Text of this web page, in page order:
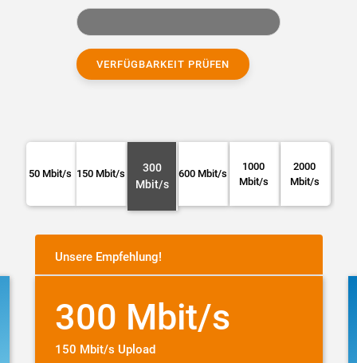
VERFÜGBARKEIT PRÜFEN
50 Mbit/s 150 Mbit/s
300
Mbit/s
600 Mbit/s
1000
Mbit/s
2000
Mbit/s
Unsere Empfehlung!
300 Mbit/s
150 Mbit/s Upload